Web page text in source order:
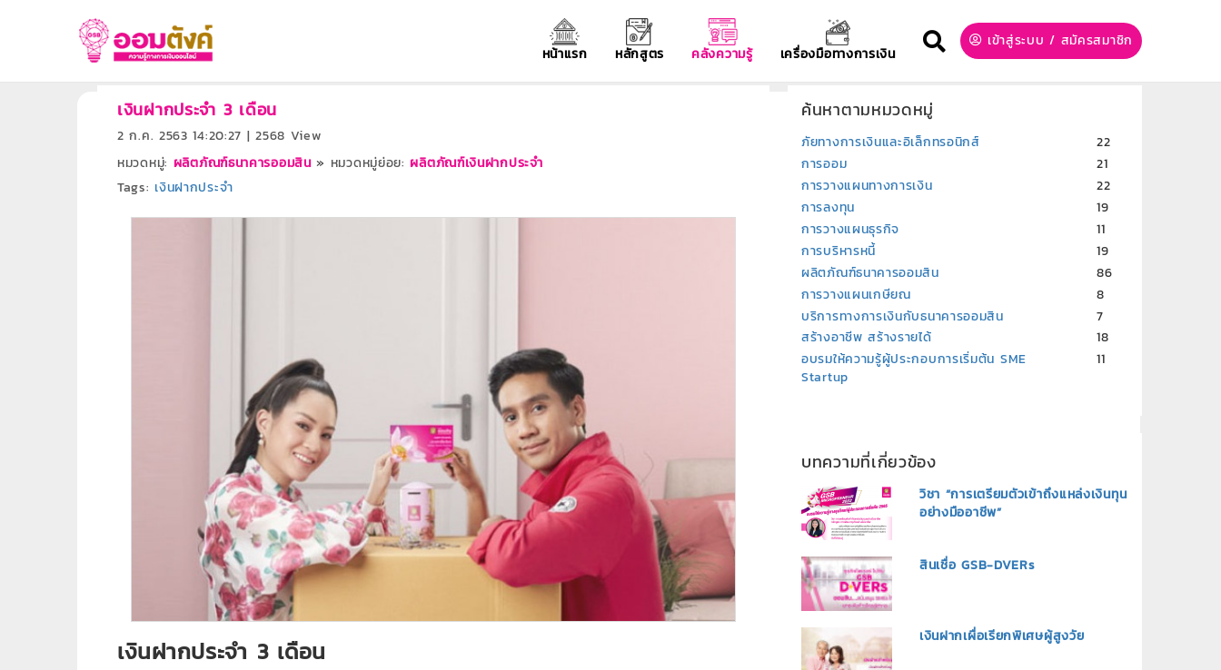
หน้าแรก หลักสูตร คลังความรู้ เครื่องมือทางการเงิน
เข้าสู่ระบบ / สมัครสมาชิก
เงินฝากประจำ 3 เดือน
2 ก.ค. 2563 14:20:27 | 2568 View
หมวดหมู่: ผลิตภัณฑ์ธนาคารออมสิน» หมวดหมู่ย่อย: ผลิตภัณฑ์เงินฝากประจำ
Tags: เงินฝากประจำ
เงินฝากประจำ 3 เดือน
ค้นหาตามหมวดหมู่
ภัยทางการเงินและอิเล็กทรอนิกส์
22
การออม
21
การวางแผนทางการเงิน
22
การลงทุน
19
การวางแผนธุรกิจ
11
การบริหารหนี้
19
ผลิตภัณฑ์ธนาคารออมสิน
86
การวางแผนเกษียณ
8
บริการทางการเงินกับธนาคารออมสิน
7
สร้างอาชีพ สร้างรายได้
18
อบรมให้ความรู้ผู้ประกอบการเริ่มต้น SME
Startup
11
บทความที่เกี่ยวข้อง
วิชา “การเตรียมตัวเข้าถึงแหล่งเงินทุน
อย่างมืออาชีพ”
สินเชื่อ GSB-DVERs
เงินฝากเผื่อเรียกพิเศษผู้สูงวัย